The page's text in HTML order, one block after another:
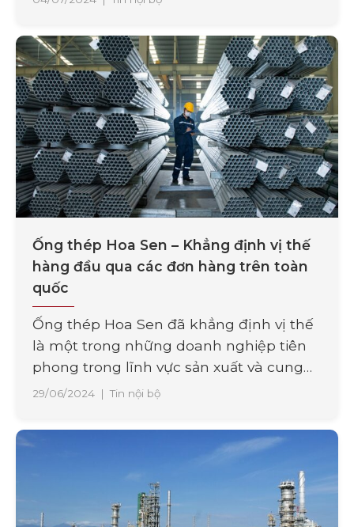
trường. Tại hệ thống sản xuất hiện đại
này, mỗi giai đoạn của quy [...]
Ống thép Hoa Sen – Khẳng định vị thế
hàng đầu qua các đơn hàng trên toàn
quốc
Ống thép Hoa Sen đã khẳng định vị thế
là một trong những doanh nghiệp tiên
phong trong lĩnh vực sản xuất và cung
cấp vật liệu xây dựng tại Việt Nam. Với
ngừng đầu tư vào công nghệ sản xuất
tiên tiến để đảm bảo chất [...]
29/06/2024 | Tin nội bộ